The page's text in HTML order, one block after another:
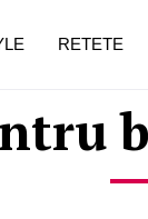
RETETE
de